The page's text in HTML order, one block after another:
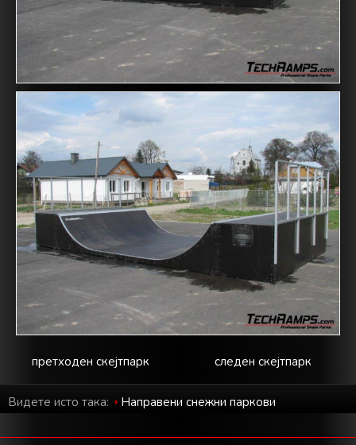
следен скејтпарк
претходен скејтпарк
Видете исто така: Направени снежни паркови